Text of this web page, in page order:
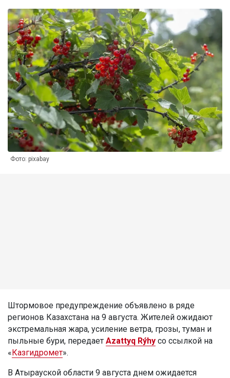
Фото: pixabay
Штормовое предупреждение объявлено в ряде
регионов Казахстана на 9 августа. Жителей ожидают
экстремальная жара, усиление ветра, грозы, туман и
пыльные бури, передает Azattyq Rýhy со ссылкой на
«Казгидромет».
В Атырауской области 9 августа днем ожидается